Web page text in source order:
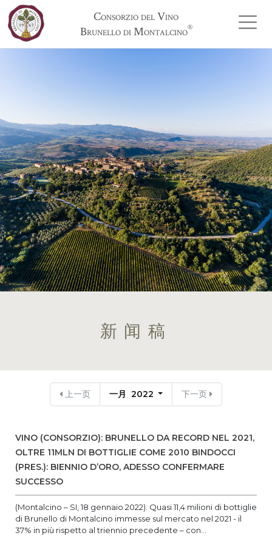
Consorzio del Vino
Brunello di Montalcino®
新闻稿
上一页 一月 2022 下一页
VINO (CONSORZIO): BRUNELLO DA RECORD NEL 2021,
OLTRE 11MLN DI BOTTIGLIE COME 2010 BINDOCCI
(PRES.): BIENNIO D’ORO, ADESSO CONFERMARE
SUCCESSO
(Montalcino – SI, 18 gennaio 2022). Quasi 11,4 milioni di bottiglie
di Brunello di Montalcino immesse sul mercato nel 2021 - il
37% in più rispetto al triennio precedente – con...